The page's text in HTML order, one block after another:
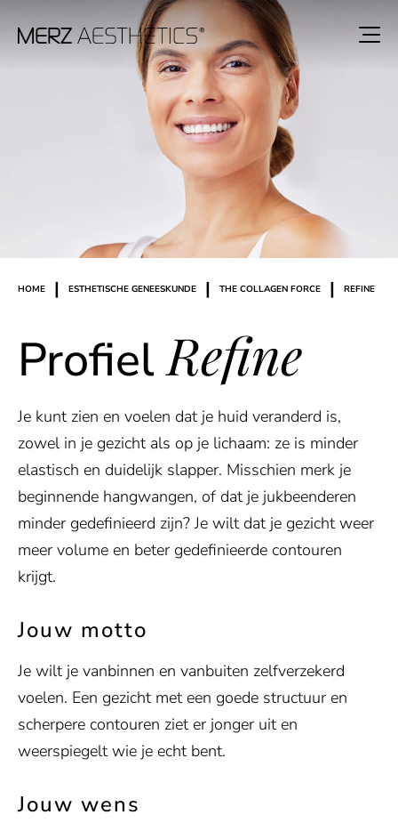
HOME | ESTHETISCHE GENEESKUNDE | THE COLLAGEN FORCE | REFINE
ProfielRefine
Je kunt zien en voelen dat je huid veranderd is,
zowel in je gezicht als op je lichaam: ze is minder
elastisch en duidelijk slapper. Misschien merk je
beginnende hangwangen, of dat je jukbeenderen
minder gedefinieerd zijn? Je wilt dat je gezicht weer
meer volume en beter gedefinieerde contouren
krijgt.
Jouw motto
Je wilt je vanbinnen en vanbuiten zelfverzekerd
voelen. Een gezicht met een goede structuur en
scherpere contouren ziet er jonger uit en
weerspiegelt wie je echt bent.
Jouw wens